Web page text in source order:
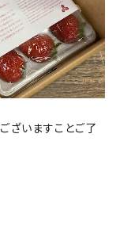
ざいますことご了